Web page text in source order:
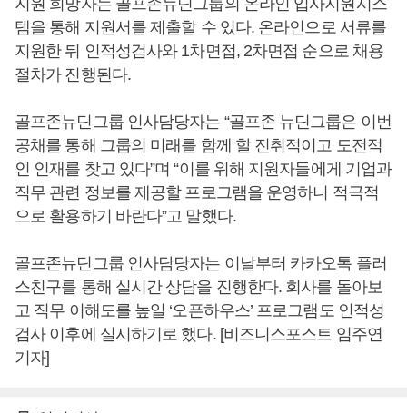
지원 희망자는 골프존뉴딘그룹의 온라인 입사지원시스
템을 통해 지원서를 제출할 수 있다. 온라인으로 서류를
지원한 뒤 인적성검사와 1차면접, 2차면접 순으로 채용
절차가 진행된다.
골프존뉴딘그룹 인사담당자는 “골프존 뉴딘그룹은 이번
공채를 통해 그룹의 미래를 함께 할 진취적이고 도전적
인 인재를 찾고 있다”며 “이를 위해 지원자들에게 기업과
직무 관련 정보를 제공할 프로그램을 운영하니 적극적
으로 활용하기 바란다”고 말했다.
골프존뉴딘그룹 인사담당자는 이날부터 카카오톡 플러
스친구를 통해 실시간 상담을 진행한다. 회사를 돌아보
고 직무 이해도를 높일 ‘오픈하우스’ 프로그램도 인적성
검사 이후에 실시하기로 했다. [비즈니스포스트 임주연
기자]